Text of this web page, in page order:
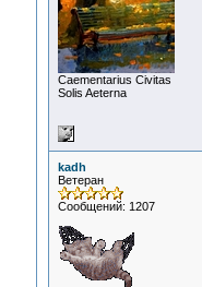
Сaementarius Civitas
Solis Aeterna
kadh
Ветеран
Сообщений: 1207